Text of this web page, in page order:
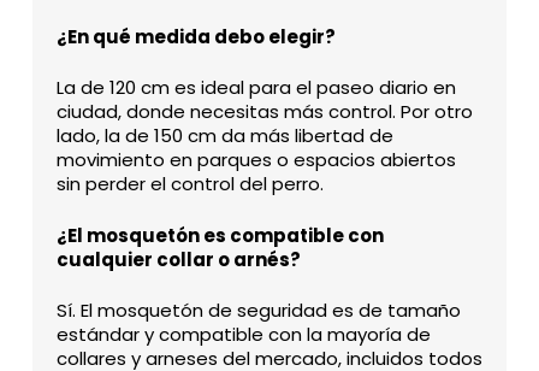
¿En qué medida debo elegir?
La de 120 cm es ideal para el paseo diario en
ciudad, donde necesitas más control. Por otro
lado, la de 150 cm da más libertad de
movimiento en parques o espacios abiertos
sin perder el control del perro.
¿El mosquetón es compatible con
cualquier collar o arnés?
Sí. El mosquetón de seguridad es de tamaño
estándar y compatible con la mayoría de
collares y arneses del mercado, incluidos todos